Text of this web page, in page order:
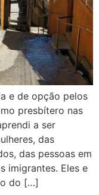
e de opção pelos
presbítero nas
a ser
das
das pessoas em
imigrantes. Eles e
do […]